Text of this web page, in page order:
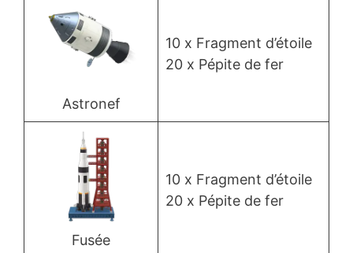
Astronef
10 x Fragment d’étoile
20 x Pépite de fer
Fusée
10 x Fragment d’étoile
20 x Pépite de fer